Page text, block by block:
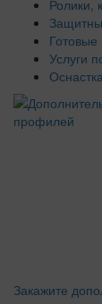
Ролики,
Готовые
Услуги
Закажите